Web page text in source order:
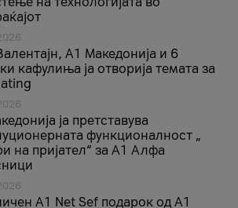
A1 Македонија и 6
кафулиња ја отворија темата за
ја претставува
функционалност „
на пријател“ за А1 Алфа
A1 Net Sеf подарок од А1